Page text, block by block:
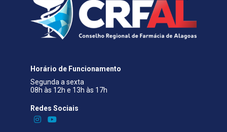
Horário de Funcionamento
Segunda a sexta
08h às 12h e 13h às 17h
Redes Sociais​